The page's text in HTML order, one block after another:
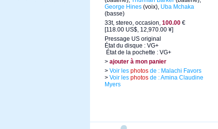
George Hines (voix), Uba Mchaka
(basse)
33t, stereo, occasion, 100.00 €
[118.00 US$, 12,970.00 ¥]
Pressage US original
État du disque : VG+
État de la pochette : VG+
> ajouter à mon panier
> Voir les photos de : Malachi Favors
> Voir les photos de : Amina Claudine
Myers